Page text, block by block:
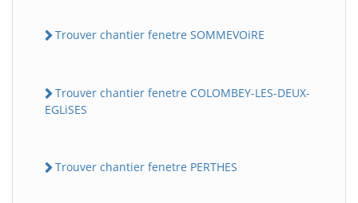
Trouver chantier fenetre SOMMEVOiRE
Trouver chantier fenetre COLOMBEY-LES-DEUX-
EGLiSES
Trouver chantier fenetre PERTHES